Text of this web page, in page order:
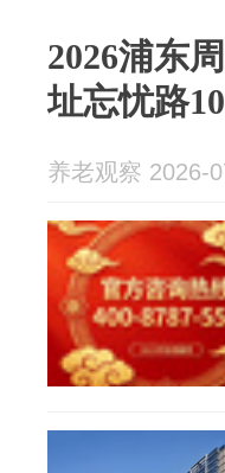
2026浦东
址忘忧路
养老观察 2026-